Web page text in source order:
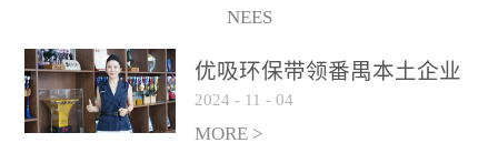
NEES
优吸环保带领番禺本​土企业
勇敢破局向“新”
2024 - 11 - 04
MORE >